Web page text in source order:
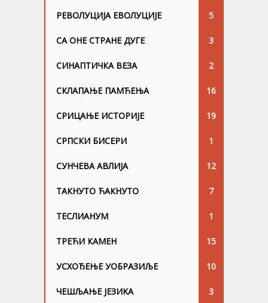
РЕВОЛУЦИЈА ЕВОЛУЦИЈЕ 5
СА ОНЕ СТРАНЕ ДУГЕ 3
СИНАПТИЧКА ВЕЗА 2
СКЛАПАЊЕ ПАМЋЕЊА 16
СРИЦАЊЕ ИСТОРИЈЕ 19
СРПСКИ БИСЕРИ 1
СУНЧЕВА АВЛИЈА 12
ТАКНУТО ЋАКНУТО 7
ТЕСЛИАНУМ 1
ТРЕЋИ КАМЕН 15
УСХОЂЕЊЕ УОБРАЗИЉЕ 10
ЧЕШЉАЊЕ ЈЕЗИKА 3